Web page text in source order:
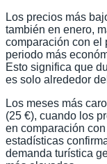
Los precios más
también en enero,
comparación con el
periodo más
Esto significa que
es solo alrededor
Los meses más
(25 €), cuando los
en comparación
estadísticas
demanda turística